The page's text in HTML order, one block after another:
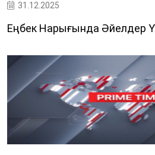
31.12.2025
Еңбек Нарығында Әйелдер